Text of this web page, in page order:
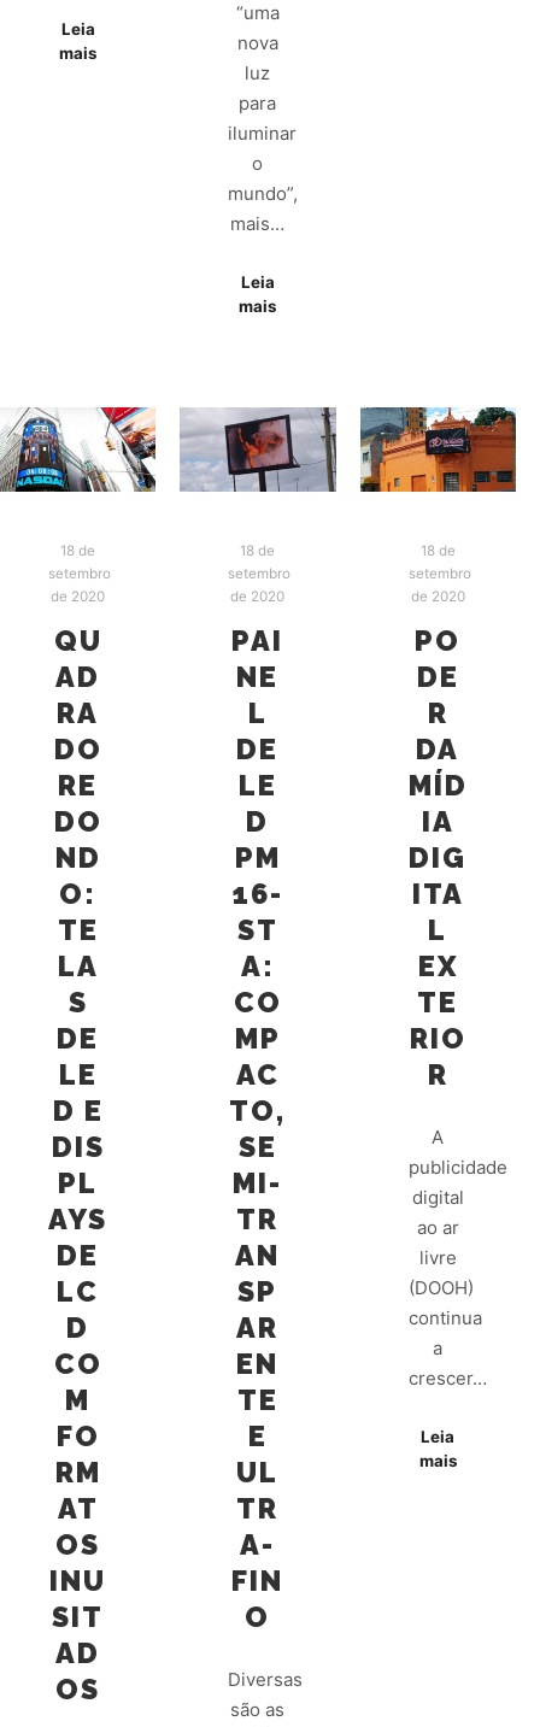
Leia
mais
“uma
nova
luz
para
iluminar
o
mundo”,
mais…
Leia
mais
18 de
setembro
de 2020
QU
AD
RA
DO
RE
DO
ND
O:
TE
LA
S
DE
LE
D E
DIS
PL
AYS
DE
LC
D
CO
M
FO
RM
AT
OS
INU
SIT
AD
OS
18 de
setembro
de 2020
PAI
NE
L
DE
LE
D
PM
16-
ST
A:
CO
MP
AC
TO,
SE
MI-
TR
AN
SP
AR
EN
TE
E
UL
TR
A-
FIN
O
Diversas
são as
18 de
setembro
de 2020
PO
DE
R
DA
MÍD
IA
DIG
ITA
L
EX
TE
RIO
R
A
publicidade
digital
ao ar
livre
(DOOH)
continua
a
crescer…
Leia
mais